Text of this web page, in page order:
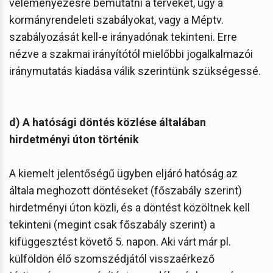
kormányrendeleti szabályokat, vagy a Méptv.
szabályozását kell-e irányadónak tekinteni. Erre
nézve a szakmai irányítótól mielőbbi jogalkalmazói
iránymutatás kiadása válik szerintünk szükségessé.
d) A hatósági döntés közlése általában
hirdetményi úton történik
A kiemelt jelentőségű ügyben eljáró hatóság az
általa meghozott döntéseket (főszabály szerint)
hirdetményi úton közli, és a döntést közöltnek kell
tekinteni (megint csak főszabály szerint) a
kifüggesztést követő 5. napon. Aki várt már pl.
külföldön élő szomszédjától visszaérkező